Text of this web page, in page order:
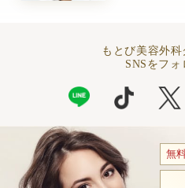
もとび美容外
SNSをフォ
無